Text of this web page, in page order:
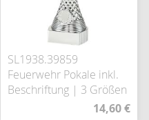
SL1938.39859
Feuerwehr Pokale inkl.
Beschriftung | 3 Größen
14,60 €